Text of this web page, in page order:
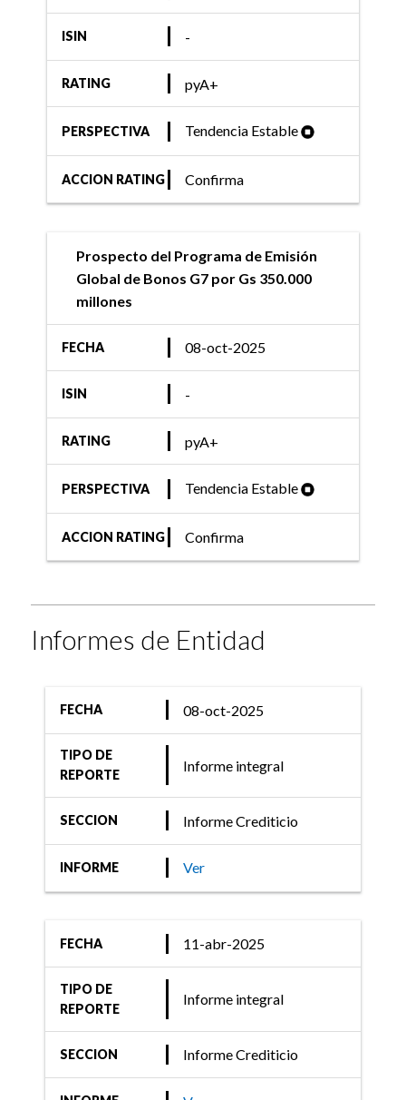
ISIN -
RATING pyA+
PERSPECTIVA Tendencia Estable
ACCION RATING Confirma
Prospecto del Programa de Emisión
Global de Bonos G7 por Gs 350.000
millones
FECHA 08-oct-2025
ISIN -
RATING pyA+
PERSPECTIVA Tendencia Estable
ACCION RATING Confirma
Informes de Entidad
FECHA 08-oct-2025
TIPO DE
REPORTE
Informe integral
SECCION Informe Crediticio
INFORME Ver
FECHA 11-abr-2025
TIPO DE
REPORTE
Informe integral
SECCION Informe Crediticio